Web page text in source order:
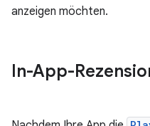
anzeigen möchten.
In-App-